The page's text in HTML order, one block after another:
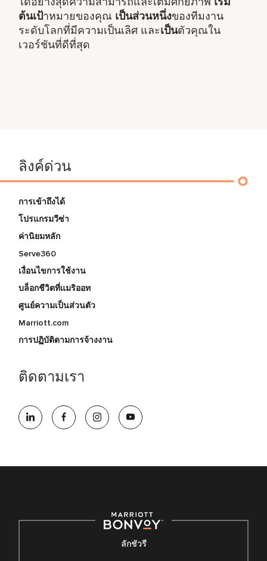
ต้นเป้าหมายของคุณ เป็นส่วนหนึ่งของทีมงาน
ระดับโลกที่มีความเป็นเลิศ และเป็นตัวคุณใน
เวอร์ชันที่ดีที่สุด
ลิงค์ด่วน
การเข้าถึงได้
โปรแกรมวีซ่า
ค่านิยมหลัก
Serve360
เงื่อนไขการใช้งาน
บล็อกชีวิตที่แมริออท
ศูนย์ความเป็นส่วนตัว
Marriott.com
การปฏิบัติตามการจ้างงาน
ติดตามเรา
ลักชัวรี